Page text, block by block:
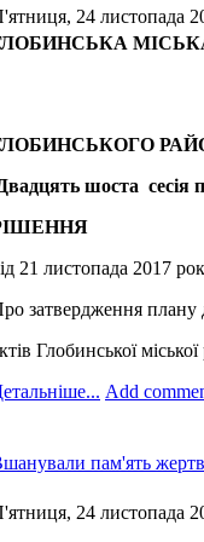
24 листопада
шоста сесія
21 листопада 2017
затвердження плану
Глобинської
Add
пам'ять
24 листопада